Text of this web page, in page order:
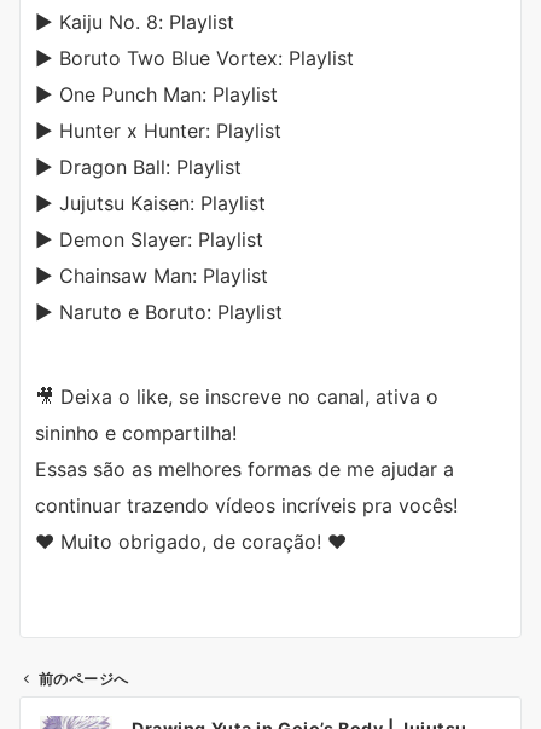
▶️ Kaiju No. 8: Playlist
▶️ Boruto Two Blue Vortex: Playlist
▶️ One Punch Man: Playlist
▶️ Hunter x Hunter: Playlist
▶️ Dragon Ball: Playlist
▶️ Jujutsu Kaisen: Playlist
▶️ Demon Slayer: Playlist
▶️ Chainsaw Man: Playlist
▶️ Naruto e Boruto: Playlist
🎥 Deixa o like, se inscreve no canal, ativa o
sininho e compartilha!
Essas são as melhores formas de me ajudar a
continuar trazendo vídeos incríveis pra vocês!
❤️ Muito obrigado, de coração! ❤️
前のページへ